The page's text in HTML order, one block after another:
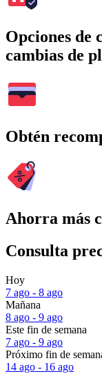
Opciones de
cambias de
Obtén
Ahorra más
Consulta
Hoy
7 ago - 8 ago
Mañana
8 ago - 9 ago
Este fin de semana
7 ago - 9 ago
Próximo fin de
14 ago - 16 ago